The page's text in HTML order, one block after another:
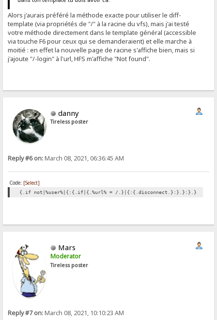
Alors j'aurais préféré la méthode exacte pour utiliser le diff-
template (via propriétés de "/" à la racine du vfs), mais j'ai testé
votre méthode directement dans le template général (accessible
via touche F6 pour ceux qui se demanderaient) et elle marche à
moitié : en effet la nouvelle page de racine s'affiche bien, mais si
j'ajoute "/-login" à l'url, HFS m'affiche "Not found".
danny
Tireless poster
Reply #6 on:March 08, 2021, 06:36:45 AM
Code: [Select]
{.if not|%user%|{:{.if|{.%url% = /.}|{:{.disconnect.}:}.}:}.}
Mars
Moderator
Tireless poster
Reply #7 on:March 08, 2021, 10:10:23 AM